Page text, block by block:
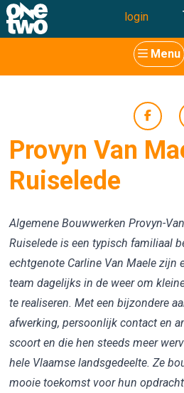
login
Menu
Provyn Van
Ruiselede
Algemene Bouwwerken Provyn-
Ruiselede is een typisch familiaal
echtgenote Carline Van Maele zijn
team dagelijks in de weer om
te realiseren. Met een bijzondere
afwerking, persoonlijk contact en
scoort en die hen steeds meer
hele Vlaamse landsgedeelte. Ze
mooie toekomst voor hun